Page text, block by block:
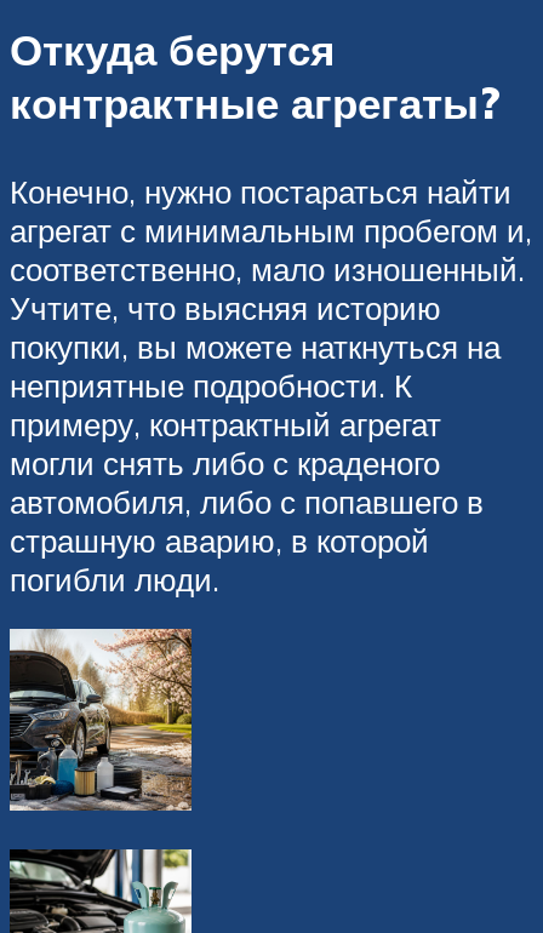
Откуда берутся
контрактные агрегаты?
Конечно, нужно постараться найти
агрегат с минимальным пробегом и,
соответственно, мало изношенный.
Учтите, что выясняя историю
покупки, вы можете наткнуться на
неприятные подробности. К
примеру, контрактный агрегат
могли снять либо с краденого
автомобиля, либо с попавшего в
страшную аварию, в которой
погибли люди.